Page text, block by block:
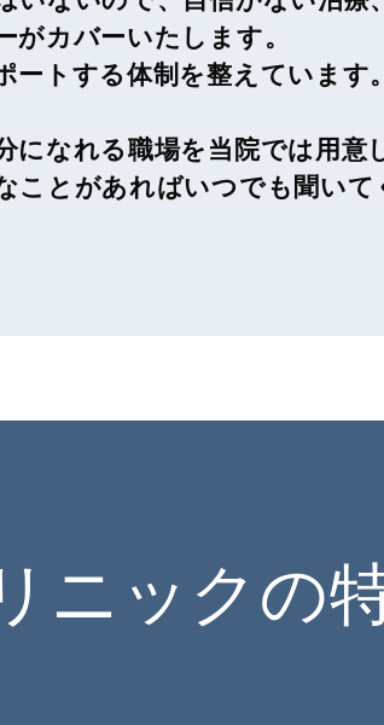
がカバーいたします。
ートする体制を整えています。
になれる職場を当院では用意
ことがあればいつでも聞いて
ニックの